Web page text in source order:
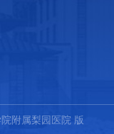
附属梨园医院 版